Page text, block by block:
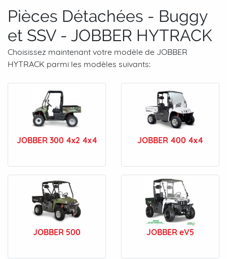
Pièces Détachées - Buggy
et SSV - JOBBER HYTRACK
Choisissez maintenant votre modèle de JOBBER
HYTRACK parmi les modèles suivants:
JOBBER 300 4x2 4x4 JOBBER 400 4x4
JOBBER 500 JOBBER eV5